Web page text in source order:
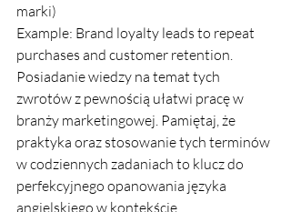
marki)
Example: Brand loyalty leads to repeat
purchases and customer retention.
Posiadanie wiedzy na temat tych
zwrotów z pewnością ułatwi pracę w
branży marketingowej. Pamiętaj, że
praktyka oraz stosowanie tych terminów
w codziennych zadaniach to klucz do
perfekcyjnego opanowania języka
angielskiego w kontekście